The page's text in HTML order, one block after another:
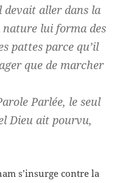
aller dans la
nature lui forma des
pattes parce qu’il
que de marcher
Parlée, le seul
Dieu ait pourvu,
s’insurge contre la